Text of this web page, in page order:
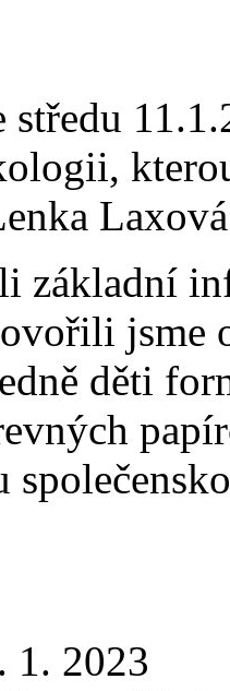
středu
základní
jsme
děti
1. 2023